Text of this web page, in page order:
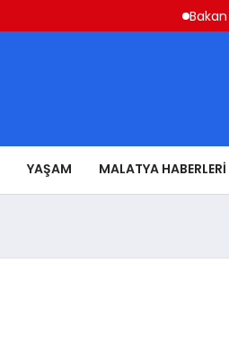
Bakan
YAŞAM MALATYA HABERLERI